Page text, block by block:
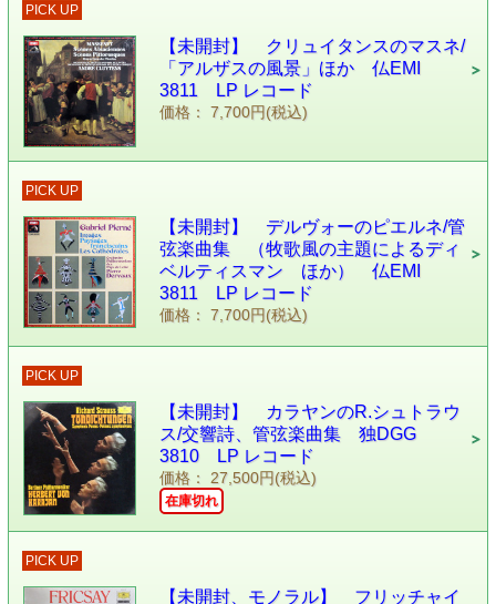
PICK UP
【未開封】 クリュイタンスのマスネ/
「アルザスの風景」ほか 仏EMI
3811 LP レコード
価格： 7,700円(税込)
PICK UP
【未開封】 デルヴォーのピエルネ/管
弦楽曲集 （牧歌風の主題によるディ
ベルティスマン ほか） 仏EMI
3811 LP レコード
価格： 7,700円(税込)
PICK UP
【未開封】 カラヤンのR.シュトラウ
ス/交響詩、管弦楽曲集 独DGG
3810 LP レコード
価格： 27,500円(税込)
在庫切れ
PICK UP
【未開封、モノラル】 フリッチャイ